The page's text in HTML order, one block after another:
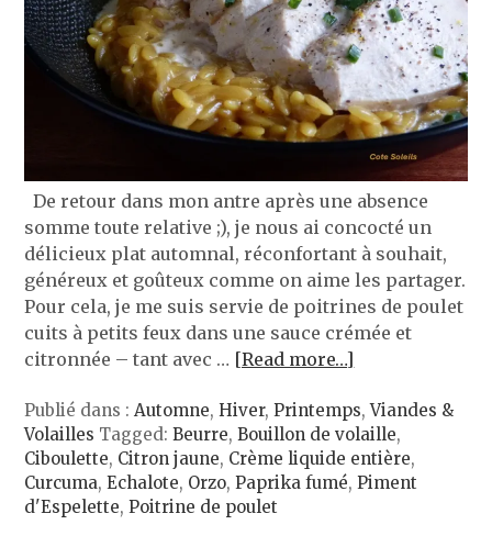
De retour dans mon antre après une absence
somme toute relative ;), je nous ai concocté un
délicieux plat automnal, réconfortant à souhait,
généreux et goûteux comme on aime les partager.
Pour cela, je me suis servie de poitrines de poulet
cuits à petits feux dans une sauce crémée et
citronnée – tant avec … [Read more…]
Publié dans :Automne,Hiver,Printemps,Viandes &
Volailles Tagged:Beurre,Bouillon de volaille,
Ciboulette, Citron jaune, Crème liquide entière,
Curcuma,Echalote, Orzo,Paprika fumé,Piment
d'Espelette,Poitrine de poulet